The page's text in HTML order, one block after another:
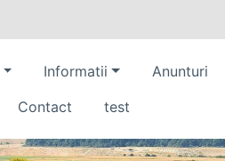
Informatii Anunturi
Contact test